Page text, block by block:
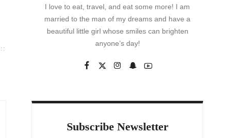
I love to eat, travel, and eat some more! I am
married to the man of my dreams and have a
beautiful little girl whose smiles can brighten
anyone’s day!
Subscribe Newsletter